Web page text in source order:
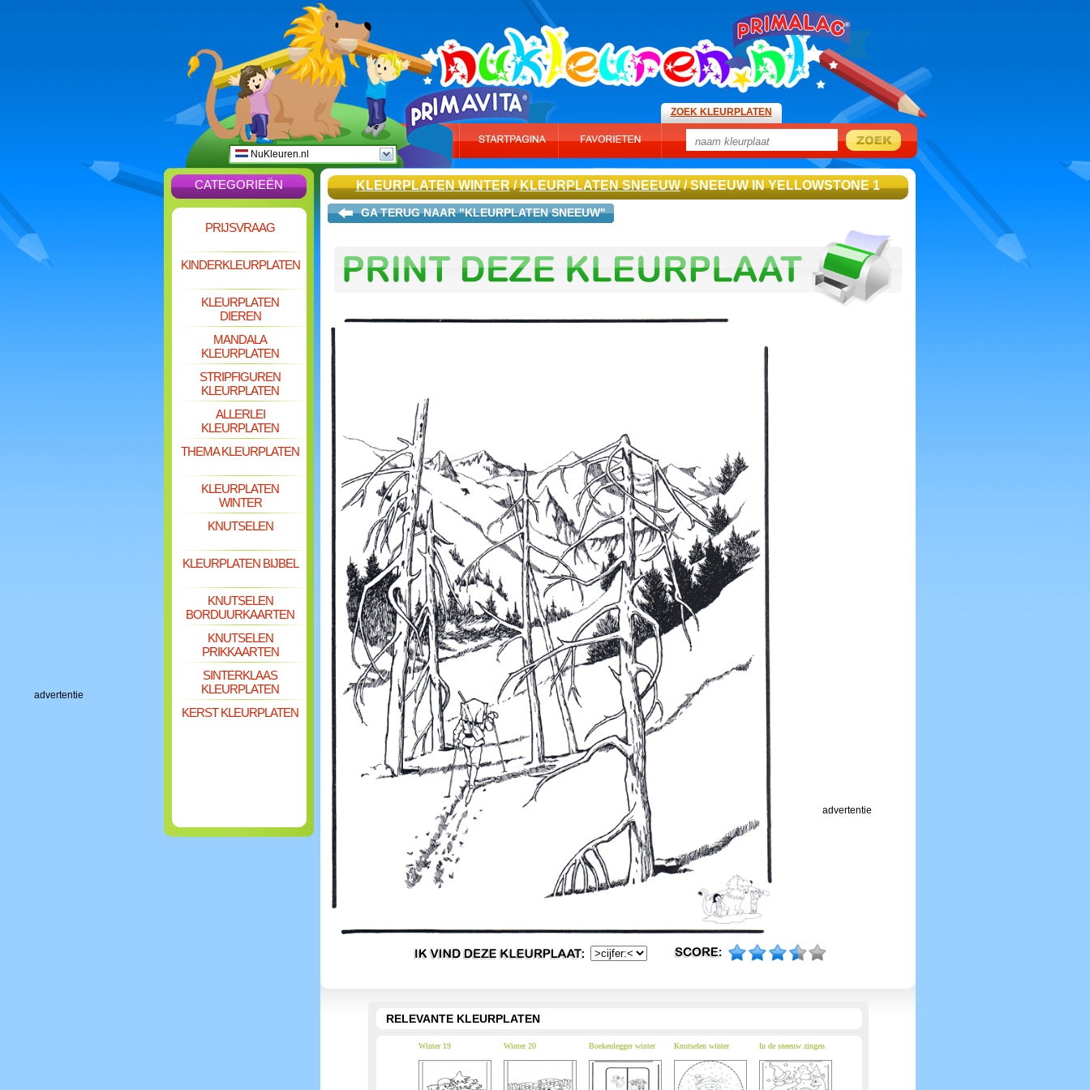
advertentie
NuKleuren.nl
ZOEK KLEURPLATEN
CATEGORIEËN
PRIJSVRAAG
KINDERKLEURPLATEN
KLEURPLATEN
DIEREN
MANDALA
KLEURPLATEN
STRIPFIGUREN
KLEURPLATEN
ALLERLEI
KLEURPLATEN
THEMA KLEURPLATEN
KLEURPLATEN
WINTER
KNUTSELEN
KLEURPLATEN BIJBEL
KNUTSELEN
BORDUURKAARTEN
KNUTSELEN
PRIKKAARTEN
SINTERKLAAS
KLEURPLATEN
KERST KLEURPLATEN
KLEURPLATEN WINTER/KLEURPLATEN SNEEUW/ SNEEUW IN YELLOWSTONE 1
GA TERUG NAAR "KLEURPLATEN SNEEUW"
advertentie
RELEVANTE KLEURPLATEN
Winter 19 Winter 20 Boekenlegger winter Knutselen winter In de sneeuw zingen